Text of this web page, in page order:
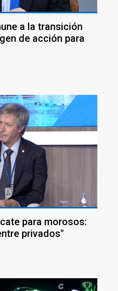
a la transición
de acción para
para morosos:
privados"